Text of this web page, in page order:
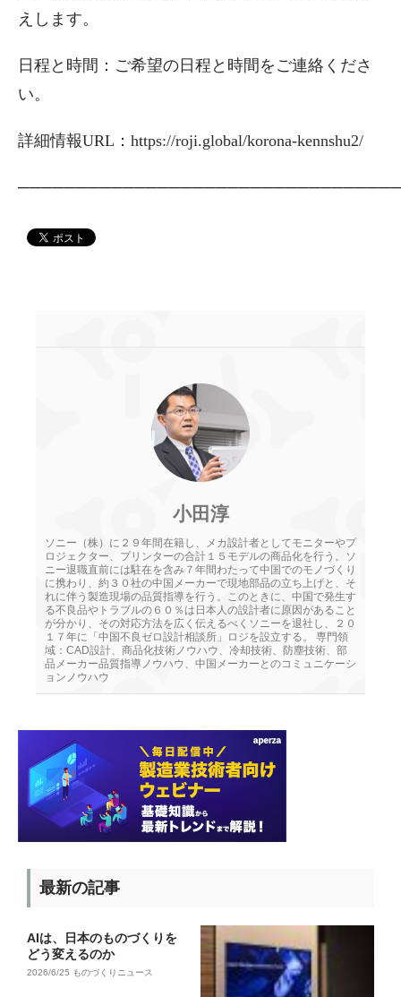
えします。
日程と時間：ご希望の日程と時間をご連絡くださ
い。
詳細情報URL： https://roji.global/korona-kennshu2/
小田淳
ソニー（株）に２９年間在籍し、メカ設計者としてモニターやプ
ロジェクター、プリンターの合計１５モデルの商品化を行う。ソ
ニー退職直前には駐在を含み７年間わたって中国でのモノづくり
に携わり、約３０社の中国メーカーで現地部品の立ち上げと、そ
れに伴う製造現場の品質指導を行う。このときに、中国で発生す
る不良品やトラブルの６０％は日本人の設計者に原因があること
が分かり、その対応方法を広く伝えるべくソニーを退社し、２０
１７年に「中国不良ゼロ設計相談所」ロジを設立する。 専門領
域：CAD設計、商品化技術ノウハウ、冷却技術、防塵技術、部
品メーカー品質指導ノウハウ、中国メーカーとのコミュニケーシ
ョンノウハウ
最新の記事
AIは、日本のものづくりを
どう変えるのか
2026/6/25 ものづくりニュース